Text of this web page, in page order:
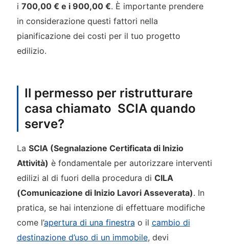
i 700,00 € e i 900,00 €. È importante prendere
in considerazione questi fattori nella
pianificazione dei costi per il tuo progetto
edilizio.
Il permesso per ristrutturare
casa chiamato SCIA quando
serve?
La SCIA (Segnalazione Certificata di Inizio
Attività) è fondamentale per autorizzare interventi
edilizi al di fuori della procedura di CILA
(Comunicazione di Inizio Lavori Asseverata). In
pratica, se hai intenzione di effettuare modifiche
come l’apertura di una finestra o il cambio di
destinazione d’uso di un immobile, devi